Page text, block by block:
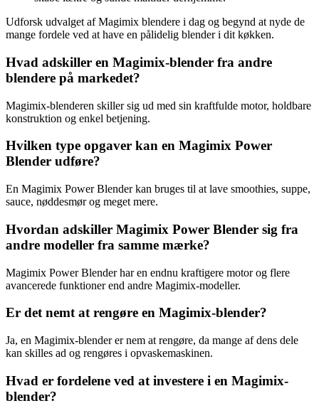
Udforsk udvalget af Magimix blendere i dag og begynd at nyde de
mange fordele ved at have en pålidelig blender i dit køkken.
Hvad adskiller en Magimix-blender fra andre
blendere på markedet?
Magimix-blenderen skiller sig ud med sin kraftfulde motor, holdbare
konstruktion og enkel betjening.
Hvilken type opgaver kan en Magimix Power
Blender udføre?
En Magimix Power Blender kan bruges til at lave smoothies, suppe,
sauce, nøddesmør og meget mere.
Hvordan adskiller Magimix Power Blender sig fra
andre modeller fra samme mærke?
Magimix Power Blender har en endnu kraftigere motor og flere
avancerede funktioner end andre Magimix-modeller.
Er det nemt at rengøre en Magimix-blender?
Ja, en Magimix-blender er nem at rengøre, da mange af dens dele
kan skilles ad og rengøres i opvaskemaskinen.
Hvad er fordelene ved at investere i en Magimix-
blender?